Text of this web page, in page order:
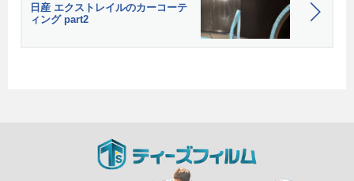
日産 エクストレイルのカーコーテ
ィング part2